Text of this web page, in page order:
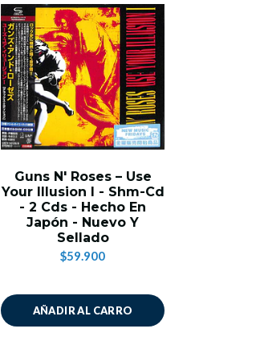
Guns N' Roses – Use
Your Illusion I - Shm-Cd
- 2 Cds - Hecho En
Japón - Nuevo Y
Sellado
$59.900
AÑADIR AL CARRO